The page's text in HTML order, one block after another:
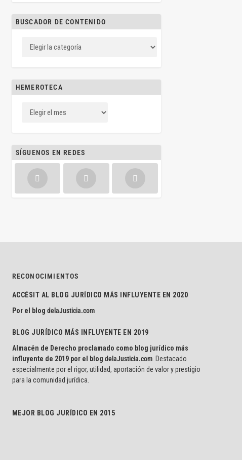
BUSCADOR DE CONTENIDO
HEMEROTECA
SÍGUENOS EN REDES
RECONOCIMIENTOS
ACCÉSIT AL BLOG JURÍDICO MÁS INFLUYENTE EN 2020
Por el blog delaJusticia.com
BLOG JURÍDICO MÁS INFLUYENTE EN 2019
Almacén de Derecho proclamado como blog jurídico más
influyente de 2019 por el blog delaJusticia.com. Destacado
especialmente por el rigor, utilidad, aportación de valor y prestigio
para la comunidad jurídica.
MEJOR BLOG JURÍDICO EN 2015